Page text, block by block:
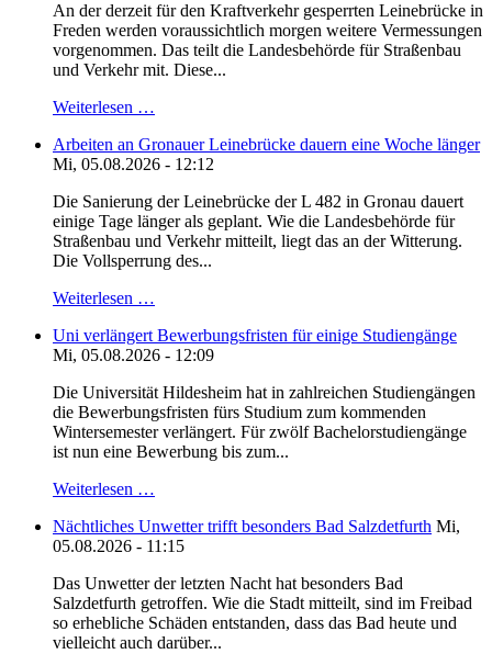
An der derzeit für den Kraftverkehr gesperrten Leinebrücke in
Freden werden voraussichtlich morgen weitere Vermessungen
vorgenommen. Das teilt die Landesbehörde für Straßenbau
und Verkehr mit. Diese...
Weiterlesen …
Arbeiten an Gronauer Leinebrücke dauern eine Woche länger
Mi, 05.08.2026 - 12:12
Die Sanierung der Leinebrücke der L 482 in Gronau dauert
einige Tage länger als geplant. Wie die Landesbehörde für
Straßenbau und Verkehr mitteilt, liegt das an der Witterung.
Die Vollsperrung des...
Weiterlesen …
Uni verlängert Bewerbungsfristen für einige Studiengänge
Mi, 05.08.2026 - 12:09
Die Universität Hildesheim hat in zahlreichen Studiengängen
die Bewerbungsfristen fürs Studium zum kommenden
Wintersemester verlängert. Für zwölf Bachelorstudiengänge
ist nun eine Bewerbung bis zum...
Weiterlesen …
Nächtliches Unwetter trifft besonders Bad Salzdetfurth Mi,
05.08.2026 - 11:15
Das Unwetter der letzten Nacht hat besonders Bad
Salzdetfurth getroffen. Wie die Stadt mitteilt, sind im Freibad
so erhebliche Schäden entstanden, dass das Bad heute und
vielleicht auch darüber...